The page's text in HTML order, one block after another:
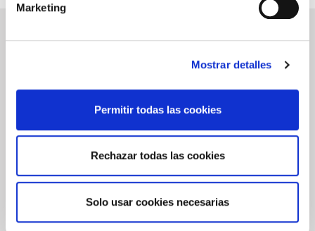
Marketing
Mostrar detalles
Permitir todas las cookies
Rechazar todas las cookies
Solo usar cookies necesarias
NEWSLETTER
Déjanos tu email y recibirás promociones y las últimas novedades en
ENVIAR
He leído y acepto lostérminos de uso
Garantía de pago
ASPECTOS
LEGALES